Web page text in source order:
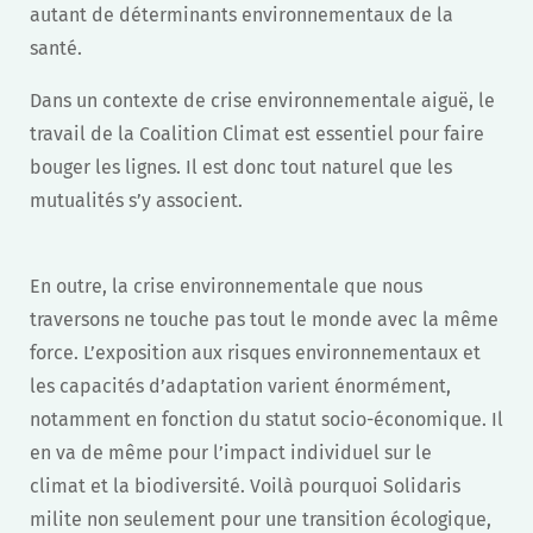
autant de déterminants environnementaux de la
santé.
Dans un contexte de crise environnementale aiguë, le
travail de la Coalition Climat est essentiel pour faire
bouger les lignes. Il est donc tout naturel que les
mutualités s’y associent.
En outre, la crise environnementale que nous
traversons ne touche pas tout le monde avec la même
force. L’exposition aux risques environnementaux et
les capacités d’adaptation varient énormément,
notamment en fonction du statut socio-économique. Il
en va de même pour l’impact individuel sur le
climat et la biodiversité. Voilà pourquoi Solidaris
milite non seulement pour une transition écologique,